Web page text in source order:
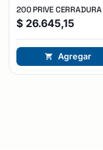
200 PRIVE
$ 26.645,15
Agregar